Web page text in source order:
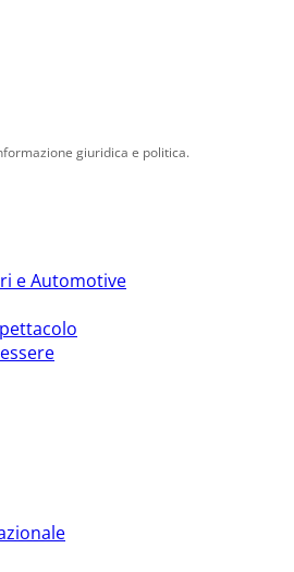
giuridica e politica.
e Automotive